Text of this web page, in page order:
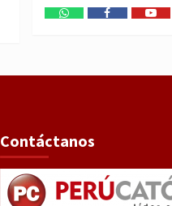
WhatsAppFacebook
Contáctanos